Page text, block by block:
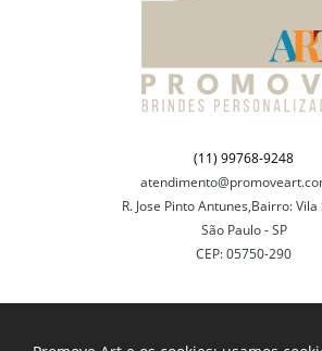
(11) 99768-9248
R. Jose Pinto Antunes,Bairro: Vila
São Paulo - SP
CEP: 05750-290